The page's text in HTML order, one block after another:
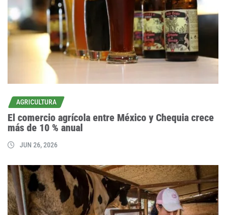
AGRICULTURA
El comercio agrícola entre México y Chequia crece
más de 10 % anual
JUN 26, 2026